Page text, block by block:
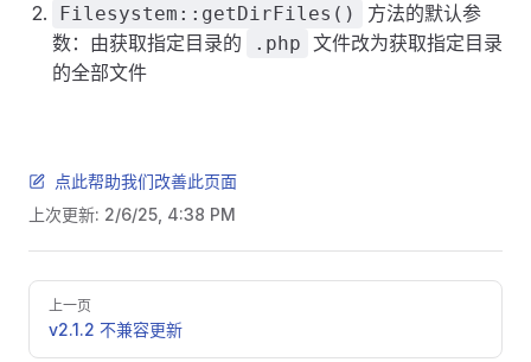
Filesystem::getDirFiles()
方法的默认参
数：由获取指定目录的
.php 文件改为获取指定目录
的全部文件
点此帮助我们改善此页面
上次更新: 2/6/25, 4:38 PM
Pager
上一页
v2.1.2 不兼容更新